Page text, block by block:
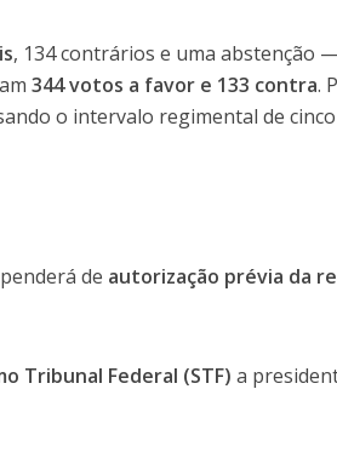
, 134 contrários e uma abstenção
344 votos a favor e 133 contra.
o intervalo regimental de
de autorização prévia da
Tribunal Federal (STF) a